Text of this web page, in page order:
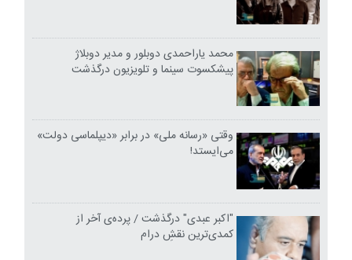
محمد یاراحمدی دوبلور و مدیر دوبلاژ
پیشکسوت سینما و تلویزیون درگذشت
وقتی «رسانه ملی» در برابر «دیپلماسی دولت»
می‌ایستد!
"اکبر عبدی" درگذشت / پرده‌ی آخر از
کمدی‌ترین نقشِ درام